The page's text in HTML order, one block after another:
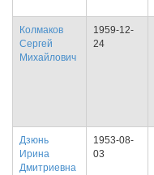
Колмаков
Сергей
Михайлович
1959-12-
24
Дзюнь
Ирина
Дмитриевна
1953-08-
03